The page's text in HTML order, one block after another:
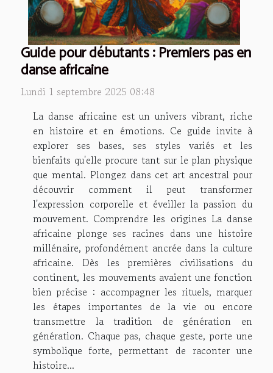
Guide pour débutants : Premiers pas en
danse africaine
Lundi 1 septembre 2025 08:48
La danse africaine est un univers vibrant, riche
en histoire et en émotions. Ce guide invite à
explorer ses bases, ses styles variés et les
bienfaits qu'elle procure tant sur le plan physique
que mental. Plongez dans cet art ancestral pour
découvrir comment il peut transformer
l'expression corporelle et éveiller la passion du
mouvement. Comprendre les origines La danse
africaine plonge ses racines dans une histoire
millénaire, profondément ancrée dans la culture
africaine. Dès les premières civilisations du
continent, les mouvements avaient une fonction
bien précise : accompagner les rituels, marquer
les étapes importantes de la vie ou encore
transmettre la tradition de génération en
génération. Chaque pas, chaque geste, porte une
symbolique forte, permettant de raconter une
histoire...